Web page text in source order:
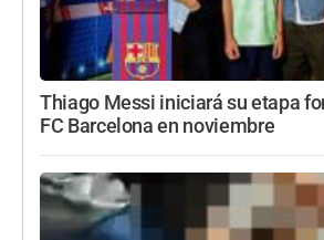
Thiago Messi iniciará su etapa
FC Barcelona en noviembre